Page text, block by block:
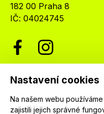
Nastavení cookies
Na našem webu
zajistili jejich správné
182 00 Praha 8
IČ: 04024745
Newsletter
Nenechte si ujít